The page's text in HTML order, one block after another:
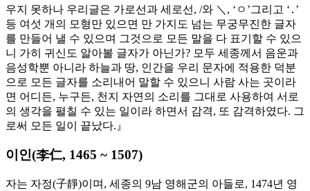
우지 못하나 우리글은 가로선과 세로선, /와 ＼, ‘ㅇ’그리고 ‘․’
등 여섯 개의 모형만 있으면 만 가지도 넘는 무궁무진한 글자
를 만들어 낼 수 있으며 그것으로 모든 말을 다 표기할 수 있으
니 가히 귀신도 알아볼 글자가 아닌가? 모두 세종께서 음운과
음성학뿐 아니라 하늘과 땅, 인간을 우리 문자에 적용한 덕분
으로 모든 글자를 소리내어 말할 수 있으니 사람 사는 곳이라
면 어디든, 누구든, 천지 자연의 소리를 그대로 사용하여 서로
의 생각을 펼칠 수 있는 일이라 하면서 감격, 또 감격하였다. 그
로써 모든 일이 끝났다.』
이인(李仁, 1465 ~ 1507)
자는 자정(子靜)이며, 세종의 9남 영해군의 아들로, 1474년 영